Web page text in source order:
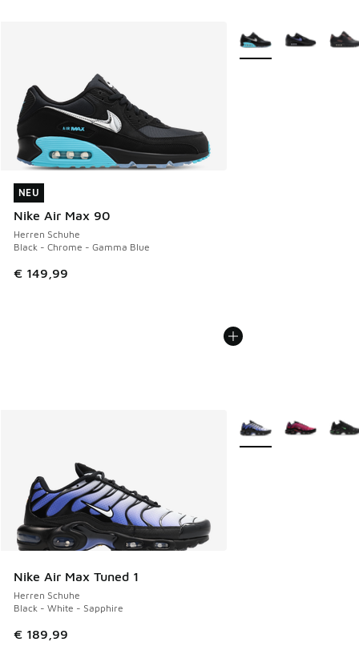
NEU
Nike Air Max 90
Herren Schuhe
Black - Chrome - Gamma Blue
€ 149,99
NEU
Weitere Farben
Nike Air Max Tuned 1
Herren Schuhe
Black - White - Sapphire
€ 189,99
Weitere Farben